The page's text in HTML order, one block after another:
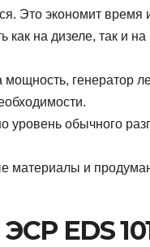
Это экономит время
как на дизеле, так и на
генератор
обычного
материалы и
EDS